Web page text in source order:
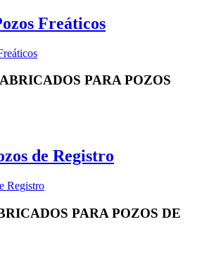
Freáticos
PARA POZOS
de Registro
PARA POZOS DE